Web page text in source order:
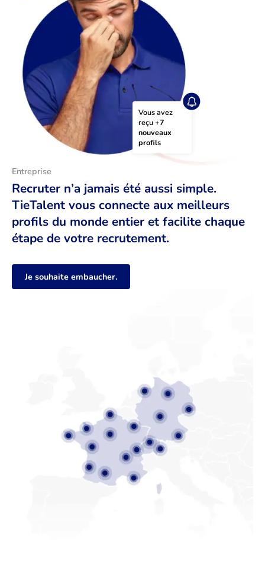
Vous avez
reçu +7
nouveaux
profils
Entreprise
Recruter n’a jamais été aussi simple.
TieTalent vous connecte aux meilleurs
profils du monde entier et facilite chaque
étape de votre recrutement.
Je souhaite embaucher.